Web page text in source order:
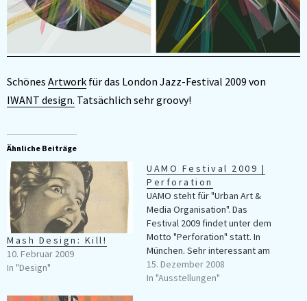
Schönes Artwork für das London Jazz-Festival 2009 von
IWANT design. Tatsächlich sehr groovy!
Ähnliche Beiträge
Mash Design: Kill!
10. Februar 2009
In "Design"
UAMO Festival 2009 |
Perforation
UAMO steht für "Urban Art &
Media Organisation". Das
Festival 2009 findet unter dem
Motto "Perforation" statt. In
München. Sehr interessant am
Festival ist das
Zusammenbringen von
15. Dezember 2008
In "Ausstellungen"